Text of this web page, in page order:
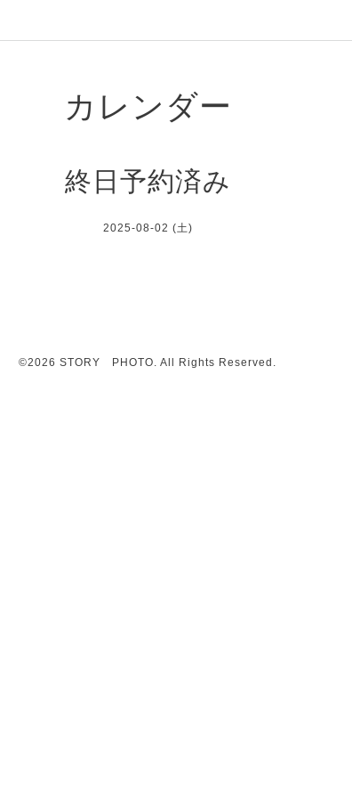
カレンダー
終日予約済み
2025-08-02 (土)
©2026 STORY PHOTO . All Rights Reserved.